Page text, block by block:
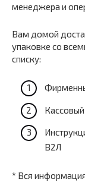
менеджера и
Вам домой
упаковке со
списку:
В2Л
* Вся информация